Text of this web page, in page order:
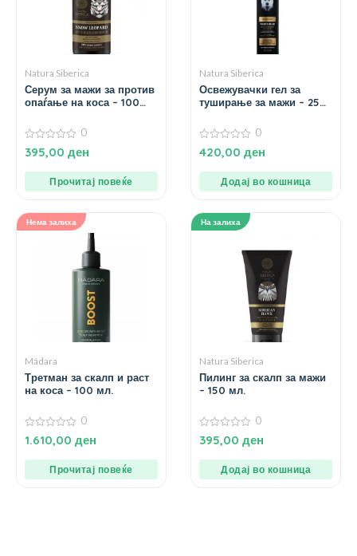
Natura Siberica
Серум за мажи за против
опаѓање на коса – 100
0
од
0
395,00 ден
Прочитај повеќе
Natura Siberica
Освежувачки гел за
туширање за мажи – 250
0
од
0
420,00 ден
Додај во кошница
Нема залиха
Mádara
Третман за скалп и раст
на коса – 100 мл.
0
од
0
1.610,00 ден
Прочитај повеќе
На залиха
Natura Siberica
Пилинг за скалп за мажи
– 150 мл.
0
од
0
395,00 ден
Додај во кошница